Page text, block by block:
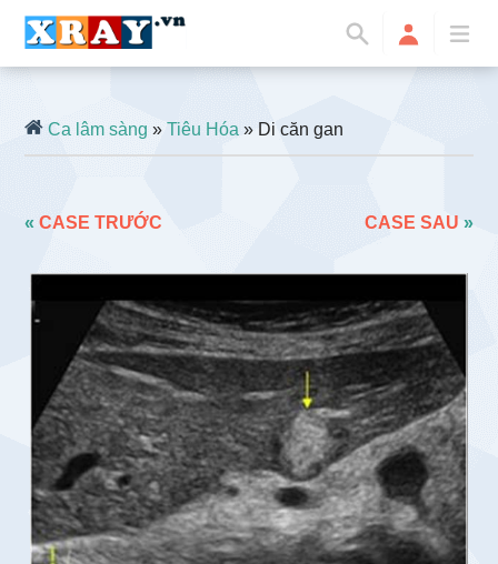
Ca lâm sàng »Tiêu Hóa » Di căn gan
«CASE TRƯỚC CASE SAU »